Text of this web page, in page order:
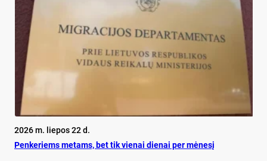
2026 m. liepos 22 d.
Pen­ke­riems me­tams, bet tik vie­nai die­nai per mė­ne­sį